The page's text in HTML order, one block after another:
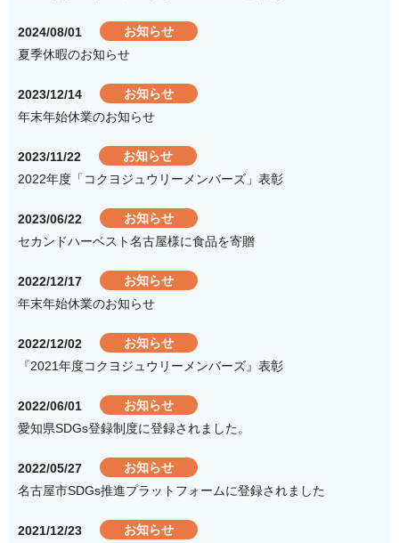
2024/08/01
お知らせ
夏季休暇のお知らせ
2023/12/14
お知らせ
年末年始休業のお知らせ
2023/11/22
お知らせ
2022年度「コクヨジュウリーメンバーズ」表彰
2023/06/22
お知らせ
セカンドハーベスト名古屋様に食品を寄贈
2022/12/17
お知らせ
年末年始休業のお知らせ
2022/12/02
お知らせ
『2021年度コクヨジュウリーメンバーズ』表彰
2022/06/01
お知らせ
愛知県SDGs登録制度に登録されました。
2022/05/27
お知らせ
名古屋市SDGs推進プラットフォームに登録されました
2021/12/23
お知らせ